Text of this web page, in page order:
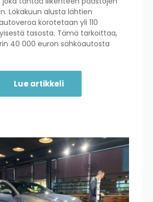
Lokakuun alusta lähtien
korotetaan yli 110
tasosta. Tämä tarkoittaa,
40 000 euron sähköautosta
Lue artikkeli